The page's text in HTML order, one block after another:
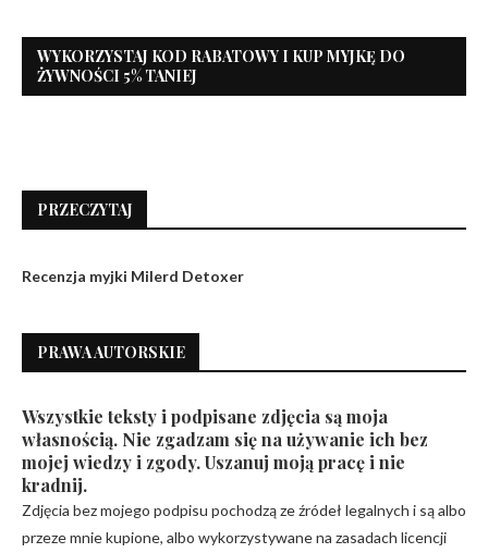
WYKORZYSTAJ KOD RABATOWY I KUP MYJKĘ DO
ŻYWNOŚCI 5% TANIEJ
PRZECZYTAJ
Recenzja myjki Milerd Detoxer
PRAWA AUTORSKIE
Wszystkie teksty i podpisane zdjęcia są moja
własnością. Nie zgadzam się na używanie ich bez
mojej wiedzy i zgody. Uszanuj moją pracę i nie
kradnij.
Zdjęcia bez mojego podpisu pochodzą ze źródeł legalnych i są albo
przeze mnie kupione, albo wykorzystywane na zasadach licencji